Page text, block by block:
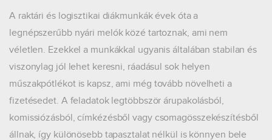
A raktári és logisztikai diákmunkák évek óta a
legnépszerűbb nyári melók közé tartoznak, ami nem
véletlen. Ezekkel a munkákkal ugyanis általában stabilan és
viszonylag jól lehet keresni, ráadásul sok helyen
műszakpótlékot is kapsz, ami még tovább növelheti a
fizetésedet. A feladatok legtöbbször árupakolásból,
komissiózásból, címkézésből vagy csomagösszekészítésből
állnak, így különösebb tapasztalat nélkül is könnyen bele